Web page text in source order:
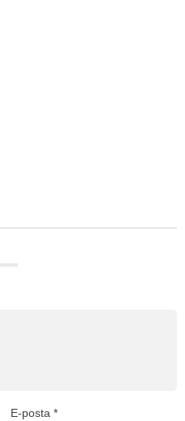
E-posta*